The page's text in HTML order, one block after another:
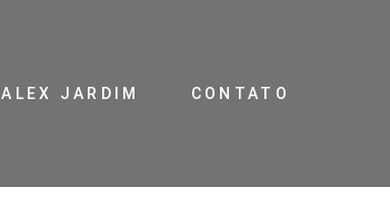
ALEX JARDIM CONTATO